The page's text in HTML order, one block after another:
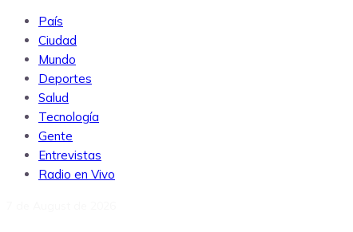
País
Ciudad
Mundo
Deportes
Salud
Tecnología
Gente
Entrevistas
Radio en Vivo